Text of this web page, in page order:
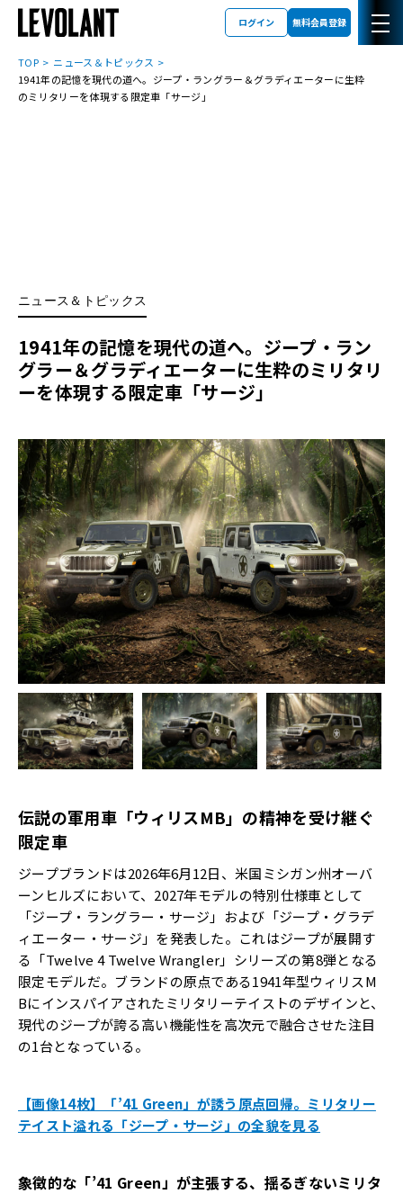
ログイン 無料会員登録
TOP
ニュース＆トピックス
1941年の記憶を現代の道へ。ジープ・ラングラー＆グラディエーターに生粋
のミリタリーを体現する限定車「サージ」
ニュース＆トピックス
1941年の記憶を現代の道へ。ジープ・ラン
グラー＆グラディエーターに生粋のミリタリ
ーを体現する限定車「サージ」
伝説の軍用車「ウィリスMB」の精神を受け継ぐ
限定車
ジープブランドは2026年6月12日、米国ミシガン州オーバ
ーンヒルズにおいて、2027年モデルの特別仕様車として
「ジープ・ラングラー・サージ」および「ジープ・グラデ
ィエーター・サージ」を発表した。これはジープが展開す
る「Twelve 4 Twelve Wrangler」シリーズの第8弾となる
限定モデルだ。ブランドの原点である1941年型ウィリスM
Bにインスパイアされたミリタリーテイストのデザインと、
現代のジープが誇る高い機能性を高次元で融合させた注目
の1台となっている。
【画像14枚】「’41 Green」が誘う原点回帰。ミリタリー
テイスト溢れる「ジープ・サージ」の全貌を見る
象徴的な「’41 Green」が主張する、揺るぎないミリタ